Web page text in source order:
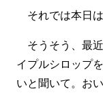
それでは本日は
そうそう、最
イプルシロップ
いと聞いて。お